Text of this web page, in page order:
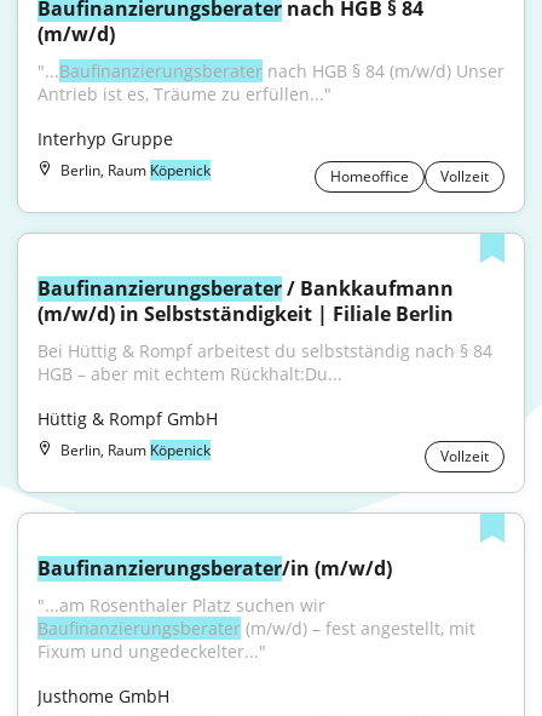
Baufinanzierungsberater nach HGB § 84
(m/w/d)
"...Baufinanzierungsberater nach HGB § 84 (m/w/d) Unser
Antrieb ist es, Träume zu erfüllen..."
Interhyp Gruppe
Berlin, Raum Köpenick Homeoffice Vollzeit
Baufinanzierungsberater / Bankkaufmann
(m/w/d) in Selbstständigkeit | Filiale Berlin
Bei Hüttig & Rompf arbeitest du selbstständig nach § 84
HGB – aber mit echtem Rückhalt:Du...
Hüttig & Rompf GmbH
Berlin, Raum Köpenick Vollzeit
Baufinanzierungsberater/in (m/w/d)
Baufinanzierungsberater (m/w/d) – fest angestellt, mit
Fixum und ungedeckelter..."
Justhome GmbH